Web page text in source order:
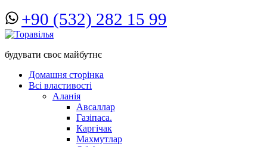
+90 (532) 282 15 99
будувати своє майбутнє
Домашня сторінка
Всі властивості
Аланія
Авсаллар
Газіпаса.
Каргічак
Махмутлар